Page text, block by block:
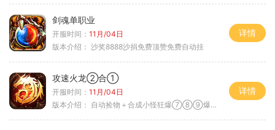
剑魂单职业
开服时间： 11月/04日
版本介绍： 沙奖8888沙捐免费顶赞免费自动挂
详情
攻速火龙②合①
开服时间： 11月/04日
版本介绍： 自动捡物＋合成小怪狂爆⑦⑧⑨爆率+９
详情